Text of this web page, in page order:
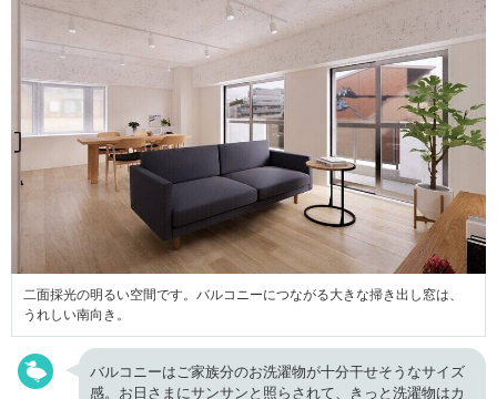
二面採光の明るい空間です。バルコニーにつながる大きな掃き出し窓は、
うれしい南向き。
バルコニーはご家族分のお洗濯物が十分干せそうなサイズ
感。お日さまにサンサンと照らされて、きっと洗濯物はカ